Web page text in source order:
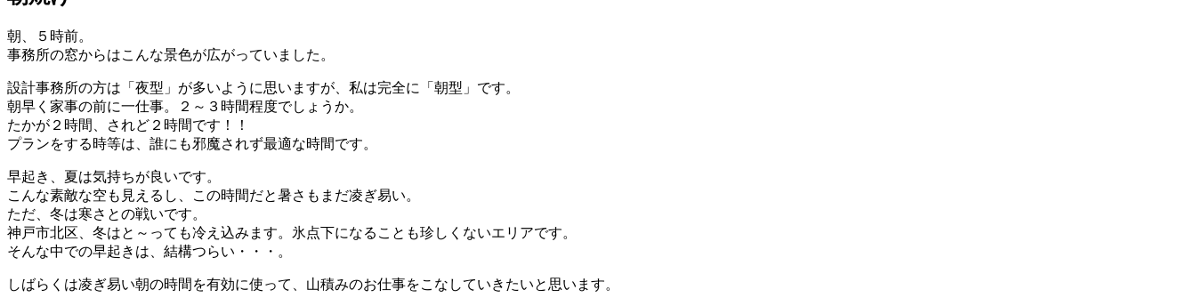
朝、５時前。
事務所の窓からはこんな景色が広がっていました。
設計事務所の方は「夜型」が多いように思いますが、私は完全に「朝型」です。
朝早く家事の前に一仕事。２～３時間程度でしょうか。
たかが２時間、されど２時間です！！
プランをする時等は、誰にも邪魔されず最適な時間です。
早起き、夏は気持ちが良いです。
こんな素敵な空も見えるし、この時間だと暑さもまだ凌ぎ易い。
ただ、冬は寒さとの戦いです。
神戸市北区、冬はと～っても冷え込みます。氷点下になることも珍しくないエリアです。
そんな中での早起きは、結構つらい・・・。
しばらくは凌ぎ易い朝の時間を有効に使って、山積みのお仕事をこなしていきたいと思います。